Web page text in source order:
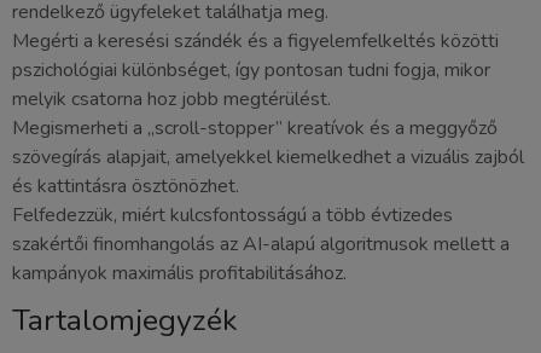
rendelkező ügyfeleket találhatja meg.
Megérti a keresési szándék és a figyelemfelkeltés közötti
pszichológiai különbséget, így pontosan tudni fogja, mikor
melyik csatorna hoz jobb megtérülést.
Megismerheti a „scroll-stopper” kreatívok és a meggyőző
szövegírás alapjait, amelyekkel kiemelkedhet a vizuális zajból
és kattintásra ösztönözhet.
Felfedezzük, miért kulcsfontosságú a több évtizedes
szakértői finomhangolás az AI-alapú algoritmusok mellett a
kampányok maximális profitabilitásához.
Tartalomjegyzék